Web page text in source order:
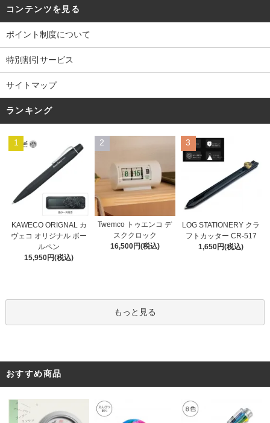
コンテンツを見る
ポイント制度について
特別割引サービス
サイトマップ
ランキング
1
KAWECO ORIGNAL カ
ヴェコ オリジナル ボー
ルペン
15,950円(税込)
2
Twemco トゥエンコ デ
スククロック
16,500円(税込)
3
LOG STATIONERY クラ
フトカッター CR-517
1,650円(税込)
もっと見る
おすすめ商品